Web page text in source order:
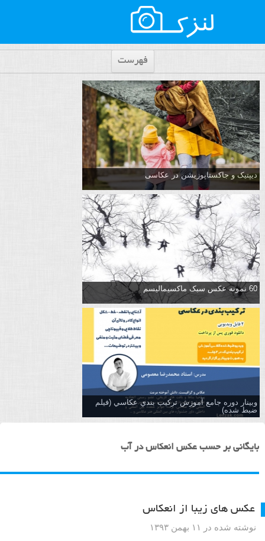
فهرست
دیپتیک و جاکستا‌پوزیشن در عکاسی
60 نمونه عکس سبک ماکسیمالیسم
وبینار دوره جامع آموزش تركيب بندي عكاسي (فیلم
ضبط شده)
بایگانی بر حسب عکس انعکاس در آب
عکس های زیبا از انعکاس
نوشته شده در ۱۱ بهمن ۱۳۹۳